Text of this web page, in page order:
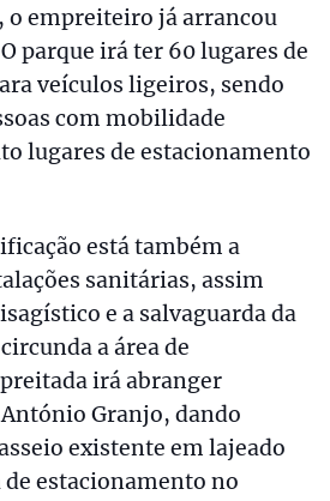
o empreiteiro já arrancou
parque irá ter 60 lugares de
veículos ligeiros, sendo
com mobilidade
lugares de estacionamento
está também a
sanitárias, assim
e a salvaguarda da
a área de
irá abranger
Granjo, dando
existente em lajeado
de estacionamento no